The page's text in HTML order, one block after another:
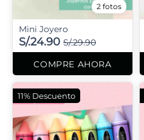
2 fotos
Mini Joyero
S/.24.90 S/.29.90
COMPRE AHORA
11% Descuento